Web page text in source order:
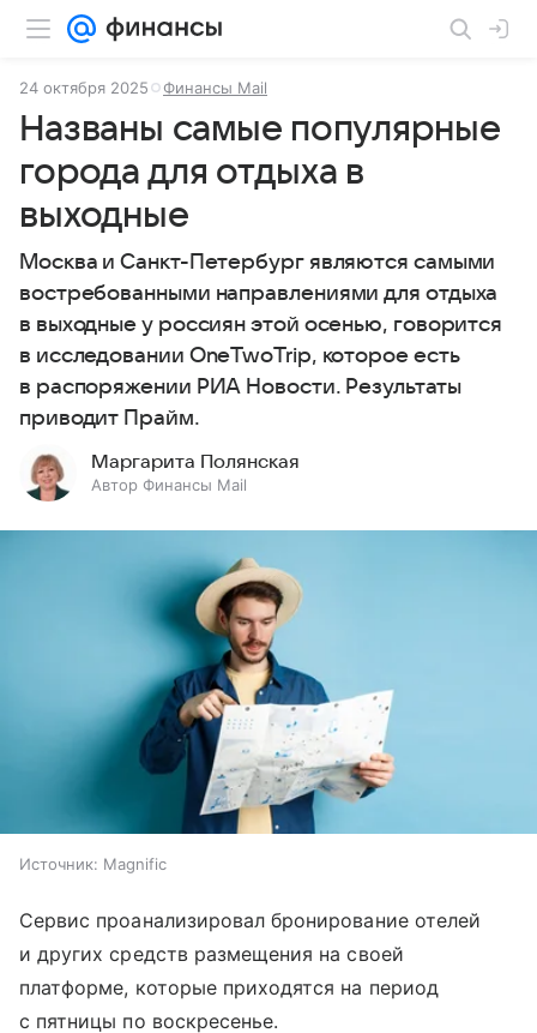
24 октября 2025 Финансы Mail
Названы самые популярные
города для отдыха в
выходные
Москва и Санкт-Петербург являются самыми
востребованными направлениями для отдыха
в выходные у россиян этой осенью, говорится
в исследовании OneTwoTrip, которое есть
в распоряжении РИА Новости. Результаты
приводит Прайм.
Маргарита Полянская
Автор Финансы Mail
Источник: Magnific
Сервис проанализировал бронирование отелей
и других средств размещения на своей
платформе, которые приходятся на период
с пятницы по воскресенье.